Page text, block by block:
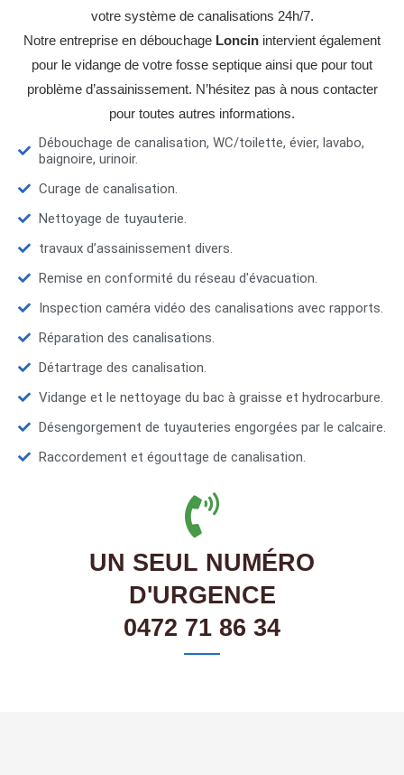
votre système de canalisations 24h/7.
Notre entreprise en débouchage Loncin intervient également
pour le vidange de votre fosse septique ainsi que pour tout
problème d’assainissement. N’hésitez pas à nous contacter
pour toutes autres informations.
Débouchage de canalisation, WC/toilette, évier, lavabo,
baignoire, urinoir.
Curage de canalisation.
Nettoyage de tuyauterie.
travaux d’assainissement divers.
Remise en conformité du réseau d'évacuation.
Inspection caméra vidéo des canalisations avec rapports.
Réparation des canalisations.
Détartrage des canalisation.
Vidange et le nettoyage du bac à graisse et hydrocarbure.
Désengorgement de tuyauteries engorgées par le calcaire.
Raccordement et égouttage de canalisation.
UN SEUL NUMÉRO
D'URGENCE
0472 71 86 34